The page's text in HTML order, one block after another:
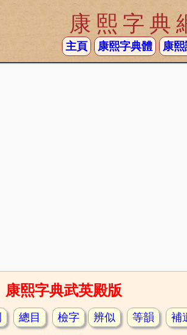
康熙字典
主頁 康熙字典體 康
康熙字典武英殿版
總目 檢字 辨似 等韻 補